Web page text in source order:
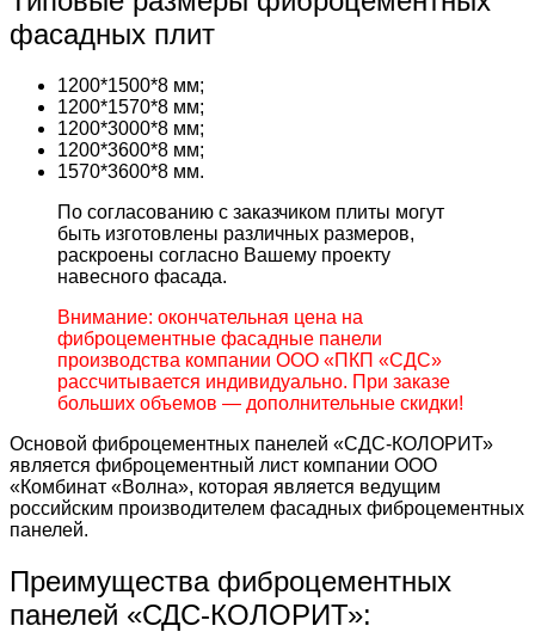
фасадных плит
1200*1500*8 мм;
1200*1570*8 мм;
1200*3000*8 мм;
1200*3600*8 мм;
1570*3600*8 мм.
По согласованию с заказчиком плиты могут
быть изготовлены различных размеров,
раскроены согласно Вашему проекту
навесного фасада.
Внимание: окончательная цена на
фиброцементные фасадные панели
производства компании ООО «ПКП «СДС»
рассчитывается индивидуально. При заказе
больших объемов — дополнительные скидки!
Основой фиброцементных панелей «СДС-КОЛОРИТ»
является фиброцементный лист компании ООО
«Комбинат «Волна», которая является ведущим
российским производителем фасадных фиброцементных
панелей.
Преимущества фиброцементных
панелей «СДС-КОЛОРИТ»: